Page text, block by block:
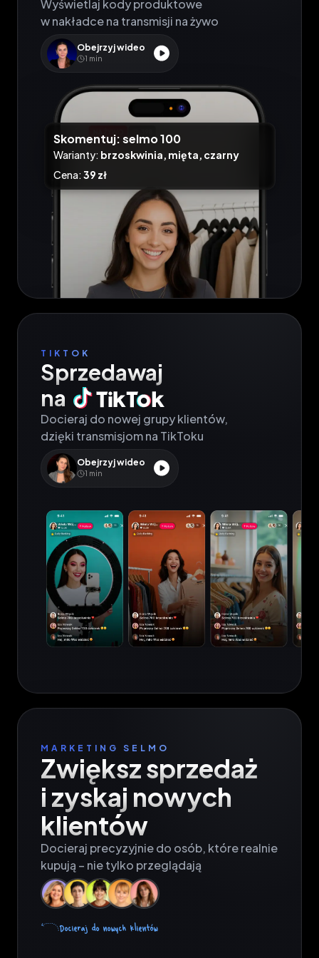
Wyświetlaj kody produktowe
w nakładce na transmisji na żywo
Obejrzyj wideo
1 min
Skomentuj: selmo 100
Warianty: brzoskwinia, mięta, czarny
Cena: 39 zł
TIKTOK
Sprzedawaj
na
Docieraj do nowej grupy klientów,
dzięki transmisjom na TikToku
Obejrzyj wideo
1 min
MARKETING SELMO
Zwiększ sprzedaż
i zyskaj nowych
klientów
Docieraj precyzyjnie do osób, które realnie
kupują – nie tylko przeglądają
Docieraj do nowych klientów